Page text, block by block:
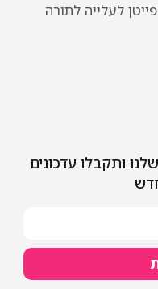
לתורה